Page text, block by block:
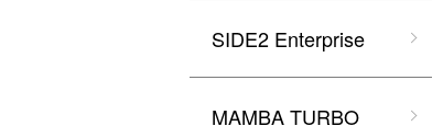
SIDE2 Enterprise
MAMBA TURBO